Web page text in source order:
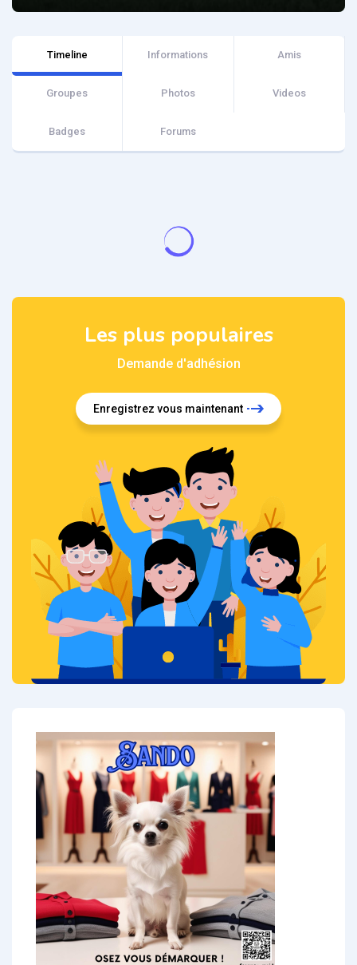
Timeline Informations Amis
Groupes Photos Videos
Badges Forums
Les plus populaires
Demande d'adhésion
Enregistrez vous maintenant